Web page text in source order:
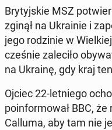
Bry­tyj­skie MSZ
zginął na Ukra­inie i
jego ro­dzi­nie w
cze­śnie za­le­ci­ło
na Ukrainę, gdy kraj
Ojciec 22-let­nie­go
po­in­for­mo­wał BBC,
Calluma, aby tam nie